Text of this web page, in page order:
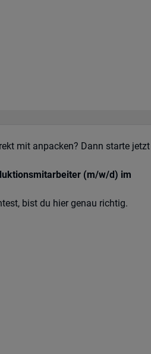
mit anpacken? Dann starte
(m/w/d) im
bist du hier genau richtig.